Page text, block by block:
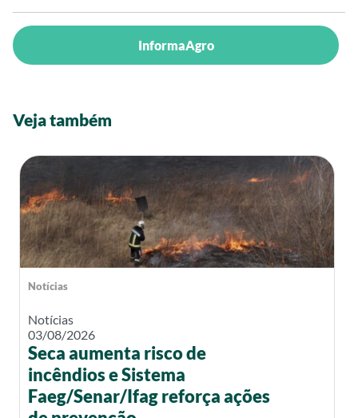
InformaAgro
Veja também
Notícias
Notícias
03/08/2026
Seca aumenta risco de
incêndios e Sistema
Faeg/Senar/Ifag reforça ações